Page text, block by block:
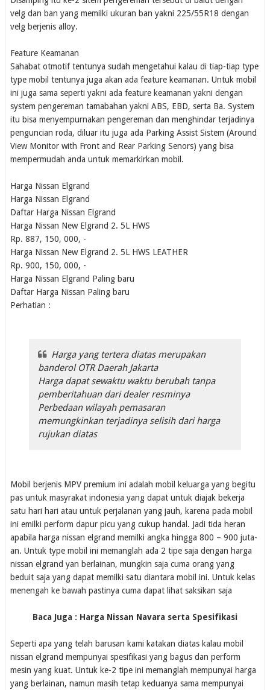
velg dan ban yang memilki ukuran ban yakni 225/55R18 dengan
velg berjenis alloy.
Feature Keamanan
Sahabat otmotif tentunya sudah mengetahui kalau di tiap-tiap type
type mobil tentunya juga akan ada feature keamanan. Untuk mobil
ini juga sama seperti yakni ada feature keamanan yakni dengan
system pengereman tamabahan yakni ABS, EBD, serta Ba. System
itu bisa menyempurnakan pengereman dan menghindar terjadinya
penguncian roda, diluar itu juga ada Parking Assist Sistem (Around
View Monitor with Front and Rear Parking Senors) yang bisa
mempermudah anda untuk memarkirkan mobil.
Harga Nissan Elgrand
Harga Nissan Elgrand
Daftar Harga Nissan Elgrand
Harga Nissan New Elgrand 2. 5L HWS
Rp. 887, 150, 000, -
Harga Nissan New Elgrand 2. 5L HWS LEATHER
Rp. 900, 150, 000, -
Harga Nissan Elgrand Paling baru
Daftar Harga Nissan Paling baru
Perhatian :
Harga yang tertera diatas merupakan
banderol OTR Daerah Jakarta
Harga dapat sewaktu waktu berubah tanpa
pemberitahuan dari dealer resminya
Perbedaan wilayah pemasaran
memungkinkan terjadinya selisih dari harga
rujukan diatas
Mobil berjenis MPV premium ini adalah mobil keluarga yang begitu
pas untuk masyrakat indonesia yang dapat untuk diajak bekerja
satu hari hari atau untuk perjalanan yang jauh, karena pada mobil
ini emilki perform dapur picu yang cukup handal. Jadi tida heran
apabila harga nissan elgrand memilki angka hingga 800 – 900 juta-
an. Untuk type mobil ini memanglah ada 2 tipe saja dengan harga
nissan elgrand yan berlainan, mungkin saja cuma orang yang
beduit saja yang dapat memilki satu diantara mobil ini. Untuk kelas
menengah ke bawah pastinya cuma dapat lihat saksikan saja
Baca Juga : Harga Nissan Navara serta Spesifikasi
Seperti apa yang telah barusan kami katakan diatas kalau mobil
nissan elgrand mempunyai spesifikasi yang bagus dan perform
mesin yang kuat. Untuk ke-2 tipe ini memanglah mempunyai harga
yang berlainan, namun masih tetap keduanya sama mempunyai